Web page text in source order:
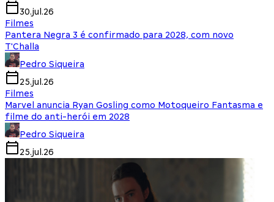
30.jul.26
Filmes
Pantera Negra 3 é confirmado para 2028, com novo
T'Challa
Pedro Siqueira
25.jul.26
Filmes
Marvel anuncia Ryan Gosling como Motoqueiro Fantasma e
filme do anti-herói em 2028
Pedro Siqueira
25.jul.26